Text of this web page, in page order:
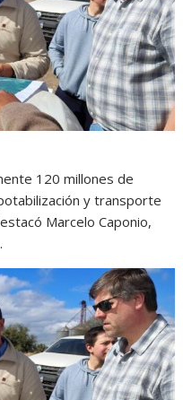
120 millones de
y transporte
Marcelo Caponio,